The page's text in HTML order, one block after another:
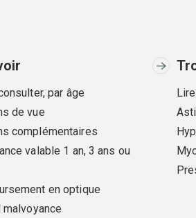
par âge
de vue
complémentaires
valable 1 an, 3 ans ou
en optique